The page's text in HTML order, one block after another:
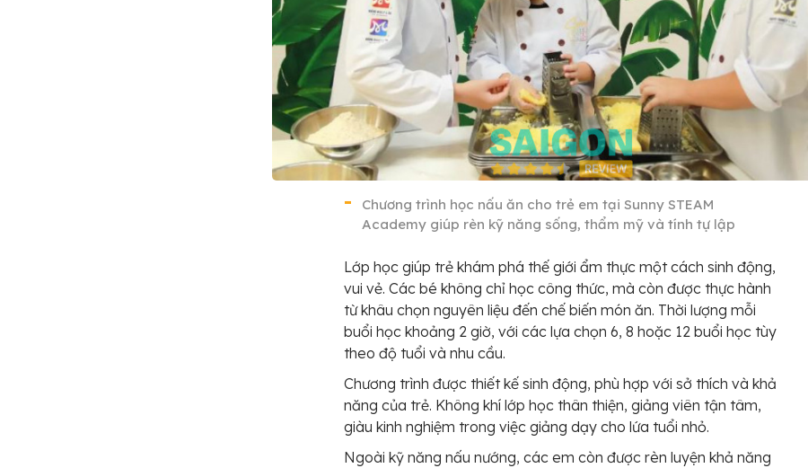
Chương trình học nấu ăn cho trẻ em tại Sunny STEAM
Academy giúp rèn kỹ năng sống, thẩm mỹ và tính tự lập
Lớp học giúp trẻ khám phá thế giới ẩm thực một cách sinh động,
vui vẻ. Các bé không chỉ học công thức, mà còn được thực hành
từ khâu chọn nguyên liệu đến chế biến món ăn. Thời lượng mỗi
buổi học khoảng 2 giờ, với các lựa chọn 6, 8 hoặc 12 buổi học tùy
theo độ tuổi và nhu cầu.
Chương trình được thiết kế sinh động, phù hợp với sở thích và khả
năng của trẻ. Không khí lớp học thân thiện, giảng viên tận tâm,
giàu kinh nghiệm trong việc giảng dạy cho lứa tuổi nhỏ.
Ngoài kỹ năng nấu nướng, các em còn được rèn luyện khả năng